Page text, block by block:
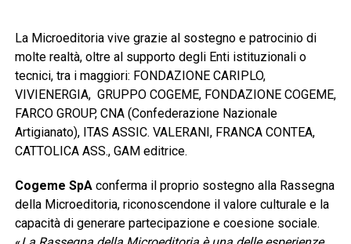
La Microeditoria vive grazie al sostegno e patrocinio di
molte realtà, oltre al supporto degli Enti istituzionali o
tecnici, tra i maggiori: FONDAZIONE CARIPLO,
VIVIENERGIA, GRUPPO COGEME, FONDAZIONE COGEME,
FARCO GROUP, CNA (Confederazione Nazionale
Artigianato), ITAS ASSIC. VALERANI, FRANCA CONTEA,
CATTOLICA ASS., GAM editrice.
Cogeme SpAconferma il proprio sostegno alla Rassegna
della Microeditoria, riconoscendone il valore culturale e la
capacità di generare partecipazione e coesione sociale.